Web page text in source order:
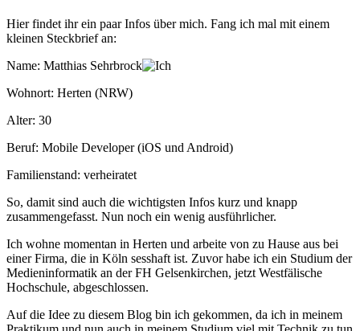
Hier findet ihr ein paar Infos über mich. Fang ich mal mit einem
kleinen Steckbrief an:
Name: Matthias Sehrbrock
Wohnort: Herten (NRW)
Alter: 30
Beruf: Mobile Developer (iOS und Android)
Familienstand: verheiratet
So, damit sind auch die wichtigsten Infos kurz und knapp
zusammengefasst. Nun noch ein wenig ausführlicher.
Ich wohne momentan in Herten und arbeite von zu Hause aus bei
einer Firma, die in Köln sesshaft ist. Zuvor habe ich ein Studium der
Medieninformatik an der FH Gelsenkirchen, jetzt Westfälische
Hochschule, abgeschlossen.
Auf die Idee zu diesem Blog bin ich gekommen, da ich in meinem